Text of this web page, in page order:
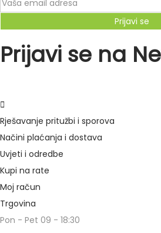
Prijavi se
Prijavi se na
Rješavanje pritužbi i sporova
Načini plaćanja i dostava
Uvjeti i odredbe
Kupi na rate
Moj račun
Trgovina
Pon - Pet 09 - 18:30